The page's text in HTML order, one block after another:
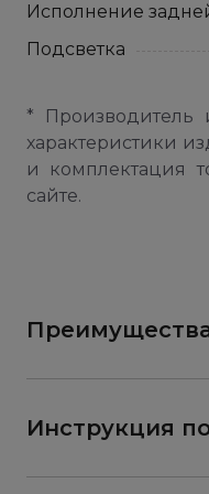
Исполнение
Подсветка
* Производитель
характеристики
и комплектация
сайте.
Инструкция